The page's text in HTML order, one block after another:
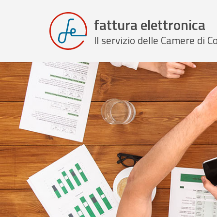
fattura elettronica
Il servizio delle Camere di